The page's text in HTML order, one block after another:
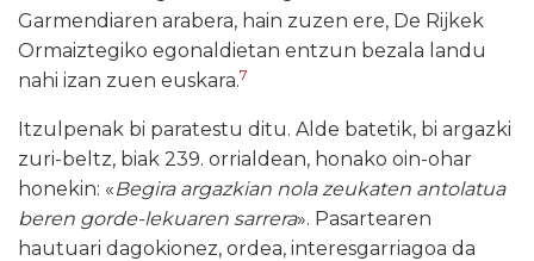
Garmendiaren arabera, hain zuzen ere, De Rijkek
Ormaiztegiko egonaldietan entzun bezala landu
nahi izan zuen euskara.7
Itzulpenak bi paratestu ditu. Alde batetik, bi argazki
zuri-beltz, biak 239. orrialdean, honako oin-ohar
honekin: «Begira argazkian nola zeukaten antolatua
beren gorde-lekuaren sarrera». Pasartearen
hautuari dagokionez, ordea, interesgarriagoa da